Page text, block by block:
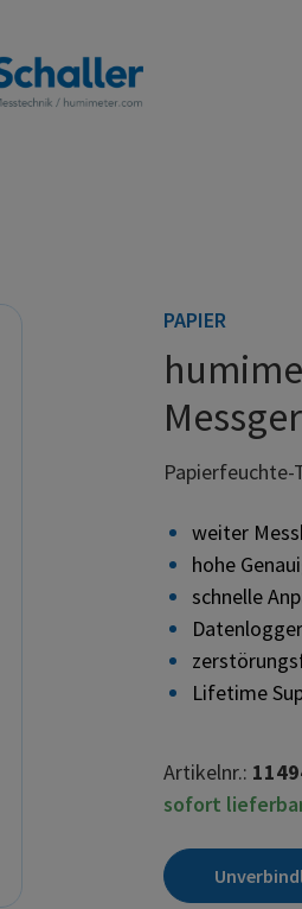
PAPIER
weiter
hohe
schnelle
Lifetime
Artikelnr.:
sofort